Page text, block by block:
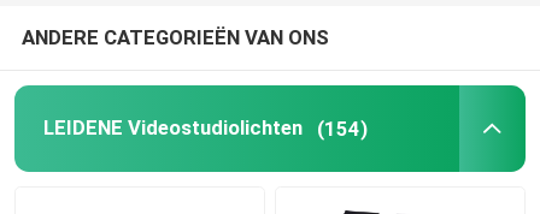
ANDERE CATEGORIEËN VAN ONS
LEIDENE Videostudiolichten (154)